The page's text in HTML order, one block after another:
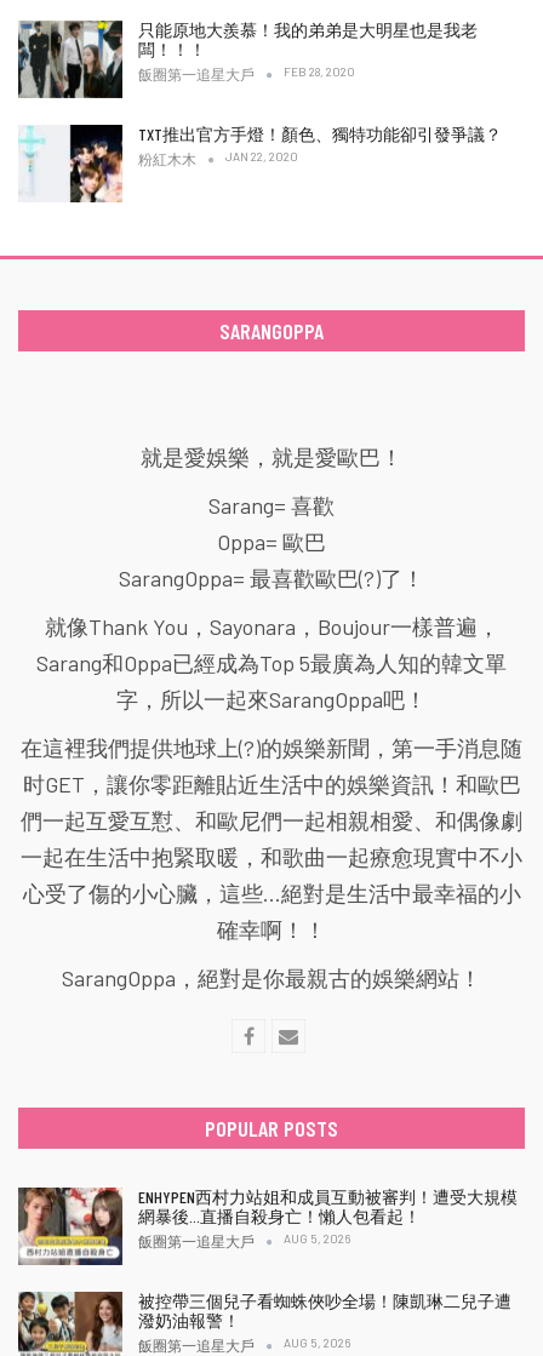
只能原地大羨慕！我的弟弟是大明星也是我老
闆！！！
飯圈第一追星大戶 FEB 28, 2020
TXT推出官方手燈！顏色、獨特功能卻引發爭議？
粉紅木木 JAN 22, 2020
SARANGOPPA
就是愛娛樂，就是愛歐巴！
Sarang= 喜歡
Oppa= 歐巴
SarangOppa= 最喜歡歐巴(?)了！
就像Thank You，Sayonara，Boujour一樣普遍，
Sarang和Oppa已經成為Top 5最廣為人知的韓文單
字，所以一起來SarangOppa吧！
在這裡我們提供地球上(?)的娛樂新聞，第一手消息随
时GET，讓你零距離貼近生活中的娛樂資訊！和歐巴
們一起互愛互懟、和歐尼們一起相親相愛、和偶像劇
一起在生活中抱緊取暖，和歌曲一起療愈現實中不小
心受了傷的小心臟，這些...絕對是生活中最幸福的小
確幸啊！！
SarangOppa，絕對是你最親古的娛樂網站！
POPULAR POSTS
ENHYPEN西村力站姐和成員互動被審判！遭受大規模
網暴後…直播自殺身亡！懶人包看起！
飯圈第一追星大戶 AUG 5, 2026
被控帶三個兒子看蜘蛛俠吵全場！陳凱琳二兒子遭
潑奶油報警！
飯圈第一追星大戶 AUG 5, 2026